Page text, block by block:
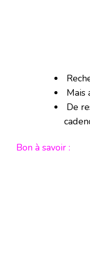
Mais
De
Bon à savoir :